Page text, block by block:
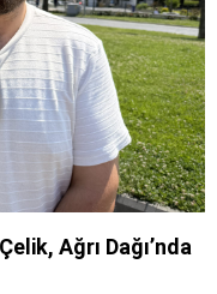
Ağrı Dağı’nda